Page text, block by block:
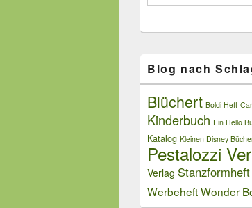
Blog nach
Blüchert Boldi Heft
Kinderbuch Ein Hello
Katalog Kleinen Disney
Pestalozzi
Verlag Stanzformheft
WerbeheftWonder